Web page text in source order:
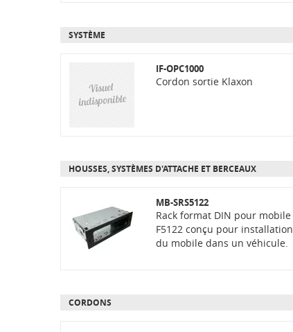
SYSTÈME
IF-OPC1000
Cordon sortie Klaxon
HOUSSES, SYSTÈMES D'ATTACHE ET BERCEAUX
MB-SRS5122
Rack format DIN pour mobile
F5122 conçu pour installation
du mobile dans un véhicule.
CORDONS